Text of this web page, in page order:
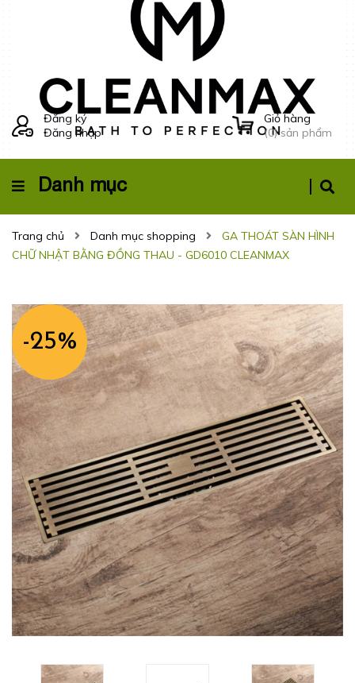
Đăng ký
Đăng nhập
Giỏ hàng
(0) sản phẩm
Danh mục
Trang chủ Danh mục shopping
GA THOÁT SÀN HÌNH
CHỮ NHẬT BẰNG ĐỒNG THAU - GD6010 CLEANMAX
-25%